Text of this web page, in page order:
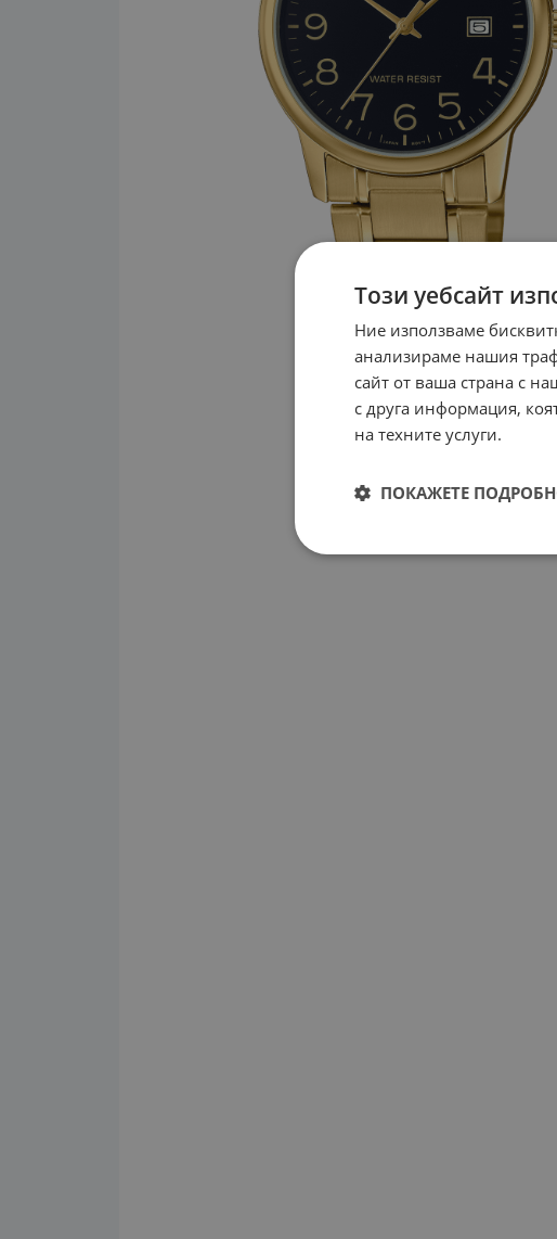
Този уебсайт
Ние използваме
анализираме нашия
сайт от ваша страна с
с друга информация,
на техните услуги.
ПОКАЖЕТЕ